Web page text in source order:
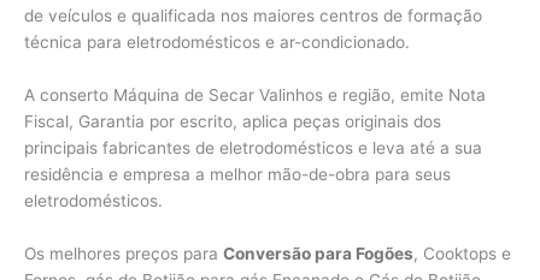
de veículos e qualificada nos maiores centros de formação
técnica para eletrodomésticos e ar-condicionado.
A conserto Máquina de Secar Valinhos e região, emite Nota
Fiscal, Garantia por escrito, aplica peças originais dos
principais fabricantes de eletrodomésticos e leva até a sua
residência e empresa a melhor mão-de-obra para seus
eletrodomésticos.
Os melhores preços para Conversão para Fogões, Cooktops e